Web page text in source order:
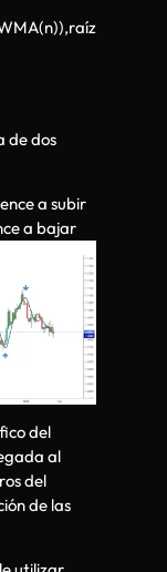
de dos
a subir
a bajar
del
al
del
de las